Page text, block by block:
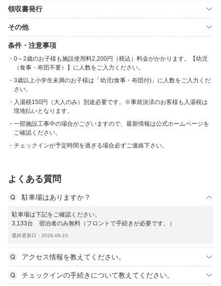
領収書発行
その他
条件・注意事項
0～2歳のお子様も施設使用料2,200円（税込）料金がかかります。【幼児
（食事・布団不要）】に人数をご入力ください。
3歳以上小学生未満のお子様は「幼児(食事・布団付)」に人数をご入力くだ
さい。
入湯税150円（大人のみ）別途必要です。※事前決済のお客様も入湯税は
現地払いとなります。
一部施設工事中の場合がございますので、最新情報は公式ホームページを
ご確認ください。
チェックインが予定時間を過ぎる場合必ずご連絡下さい。
よくある質問
駐車場はありますか？
駐車場は下記をご確認ください。
3,133台 宿泊者のみ無料（フロントで手続きが必要です。）
最終更新日：2026-06-10
アクセス情報を教えてください。
チェックインの手続きについて教えてください。